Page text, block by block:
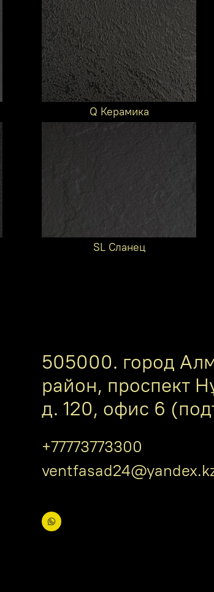
Q Керамика
SL Сланец
505000. город
район, проспект
д. 120, офис 6
+77773773300